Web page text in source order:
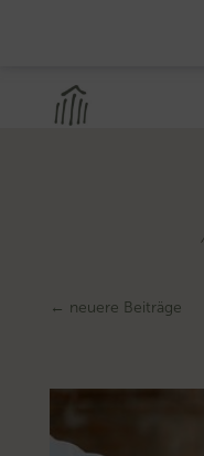
← neuere Beiträge